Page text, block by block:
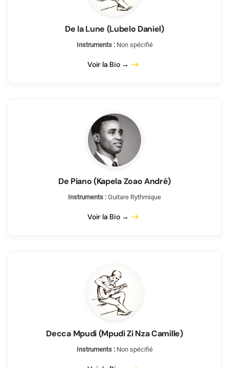
De la Lune (Lubelo Daniel)
Instruments :Non spécifié
Voir la Bio →
De Piano (Kapela Zoao André)
Instruments : Guitare Rythmique
Voir la Bio →
Decca Mpudi (Mpudi Zi Nza Camille)
Instruments :Non spécifié